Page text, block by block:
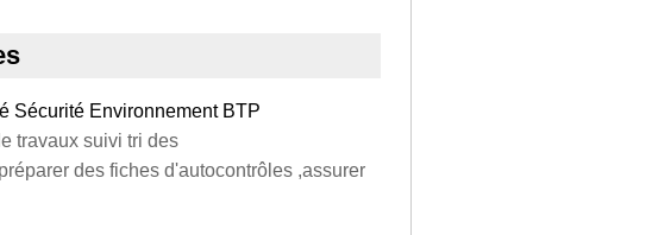
Sécurité Environnement BTP
travaux suivi tri des
des fiches d'autocontrôles ,assurer